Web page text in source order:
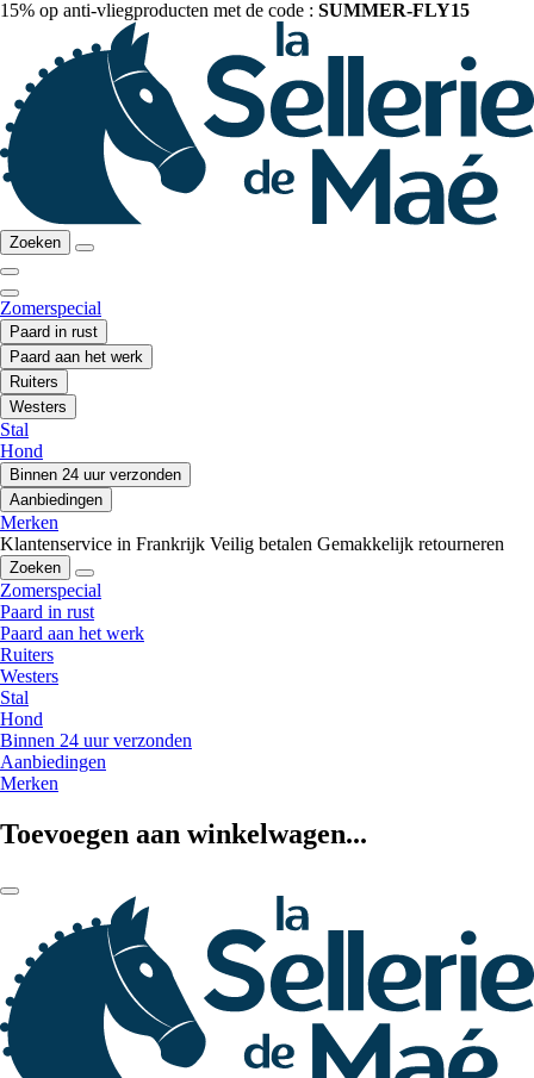
15% op anti-vliegproducten met de code : SUMMER-FLY15
Zoeken
Zomerspecial
Paard in rust
Paard aan het werk
Ruiters
Westers
Stal
Hond
Binnen 24 uur verzonden
Aanbiedingen
Merken
Klantenservice in Frankrijk Veilig betalen Gemakkelijk retourneren
Zoeken
Zomerspecial
Paard in rust
Paard aan het werk
Ruiters
Westers
Stal
Hond
Binnen 24 uur verzonden
Aanbiedingen
Merken
Toevoegen aan winkelwagen...